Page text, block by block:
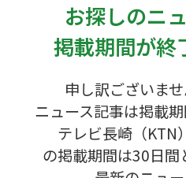
お探しのニ
掲載期間が終
申し訳ございま
ニュース記事は掲載
テレビ長崎（KTN
の掲載期間は30日間